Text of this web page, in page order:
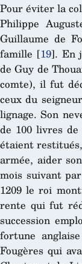
Pour éviter la
Philippe
Guillaume de
famille [19]. En
de Guy de
comte), il fut
ceux du
lignage. Son
de 100 livres
étaient
armée, aider
mois suivant
1209 le roi
rente qui fut
succession
fortune
Fougères qui